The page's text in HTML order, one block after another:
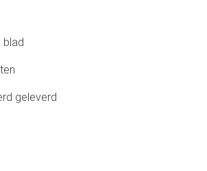
blad
geleverd